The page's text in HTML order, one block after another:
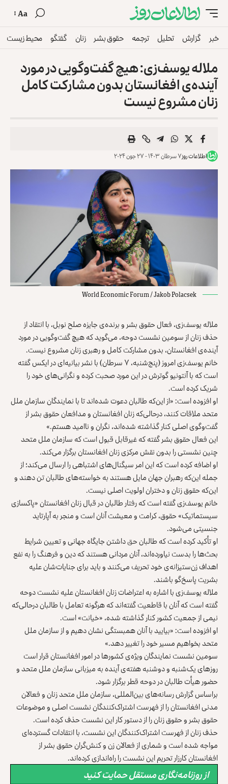
Aa
خبر گزارش تحلیل ترجمه حقوق بشر زنان گفتگو محیط زیست
ملاله یوسف‌زی: هیچ گفت‌وگویی در مورد
آینده‌ی افغانستان بدون مشارکت کامل
زنان مشروع نیست
اطلاعات روز۷ سرطان ۱۴۰۳ - ۲۷ جون ۲۰۲۴
ملاله یوسف‌زی، فعال حقوق‌‌ بشر و برند‌ه‌ی جایزه صلح نوبل، با انتقاد از
حذف زنان از سومین نشست دوحه، می‌گوید که هیچ گفت‌وگویی در مورد
آینده‌ی افغانستان، بدون مشارکت کامل و رهبری زنان مشروع نیست.
خانم یوسف‌زی امروز (پنج‌شنبه، ۷ سرطان) با نشر بیانیه‌ای در ایکس گفته
است که با آنتونیو گوترش در این مورد صحبت کرده و نگرانی‌های خود را
شریک کرده است.
او افزوده است: «از این‌که طالبان دعوت شده‌اند تا با نمایندگان سازمان ملل
متحد ملاقات کنند، درحالی‌که زنان افغانستان و مدافعان حقوق‌ بشر از
گفت‌وگوی اصلی کنار گذاشته شده‌اند، نگران و ناامید هستم.»
این فعال حقوق‌‌ بشر گفته که غیرقابل قبول است که سازمان ملل متحد
چنین نشستی را بدون نقش مرکزی زنان افغانستان برگزار می‌کند.
او اضافه کرده است که این امر سیگنال‌های اشتباهی را ارسال می‌کند؛ از
جمله این‌که رهبران جهان مایل هستند به خواسته‌های طالبان تن دهند و
این‌که حقوق زنان و دختران اولویت اصلی نیست.
خانم یوسف‌زی گفته است که رفتار طالبان در قبال زنان افغانستان «پاکسازی
سیستماتیک» حقوق، کرامت و معیشت آنان است و منجر به آپارتاید
جنسیتی می‌شود.
او تأکید کرده است که طالبان حق داشتن جایگاه جهانی و تعیین شرایط
بحث‌ها را بدست نیاورده‌اند، آنان مردانی هستند که دین و فرهنگ را به نفع
اهداف زن‌ستیزانه‌ی خود تحریف می‌کنند و باید برای جنایات‌شان علیه
بشریت پاسخ‌گو باشند.
ملاله یوسف‌زی با اشاره به اعتراضات زنان افغانستان علیه نشست دوحه
گفته است که آنان با قاطعیت گفته‌اند که هرگونه تعامل با طالبان درحالی‌که
نیمی از جمعیت کشور کنار گذاشته شده، «خیانت» است.
او افزوده است: «بیایید با آنان همبستگی نشان دهیم و از سازمان ملل
متحد بخواهیم مسیر خود را تغییر دهد.»
سومین نشست نمایندگان ویژه‌ی کشورها در امور افغانستان قرار است
روزهای یک‌شنبه و دوشنبه هفته‌ی آینده به میزبانی سازمان ملل متحد و
حضور هیأت طالبان در دوحه قطر برگزار شود.
براساس گزارش رسانه‌های بین‌المللی، سازمان ملل متحد زنان و فعالان
مدنی افغانستان را از فهرست اشتراک‌کنندگان نشست اصلی و موضوعات
حقوق‌‌ بشر و حقوق زنان را از دستور کار این نشست حذف کرده است.
حذف زنان از فهرست اشتراک‌کنندگان این نشست، با انتقادات گسترده‌ای
مواجه شده است و شماری از فعالان زن و کنش‌گران حقوق‌‌ بشر از
افغانستان کارزار تحریم این نشست را راه‌اندازی کرده‌اند.
از روزنامه‌نگاری مستقل حمایت کنید